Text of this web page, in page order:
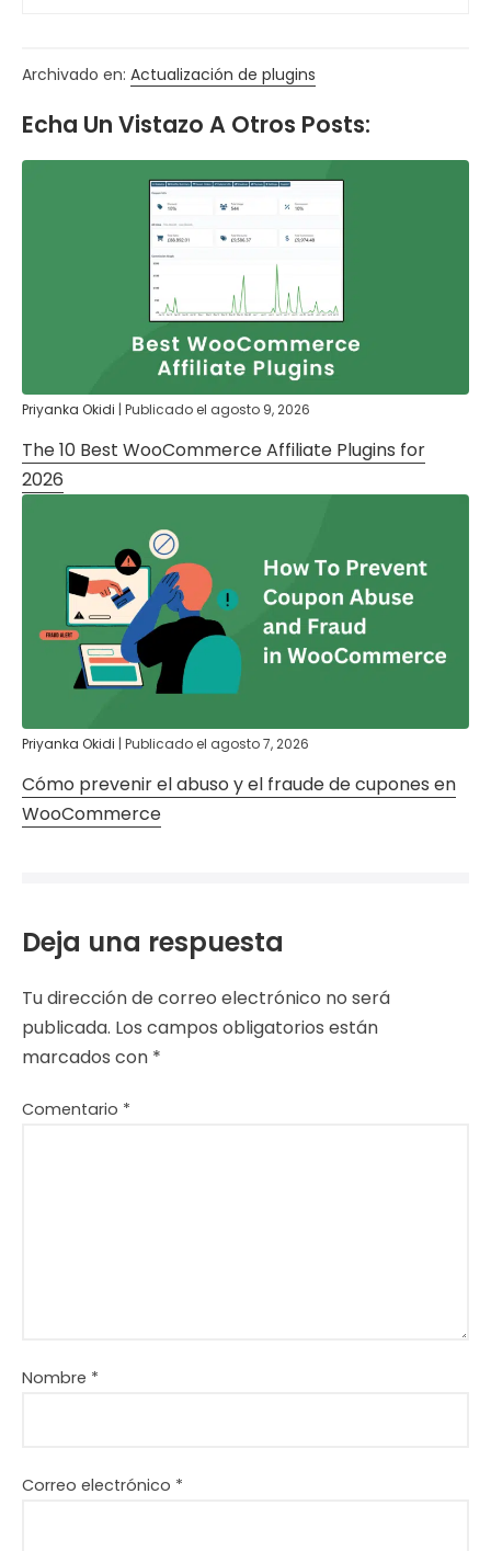
Archivado en: Actualización de plugins
Echa Un Vistazo A Otros Posts:
Priyanka Okidi | Publicado el agosto 9, 2026
The 10 Best WooCommerce Affiliate Plugins for
2026
Priyanka Okidi | Publicado el agosto 7, 2026
Cómo prevenir el abuso y el fraude de cupones en
WooCommerce
Deja una respuesta
Tu dirección de correo electrónico no será
publicada. Los campos obligatorios están
marcados con *
Comentario *
Nombre *
Correo electrónico *